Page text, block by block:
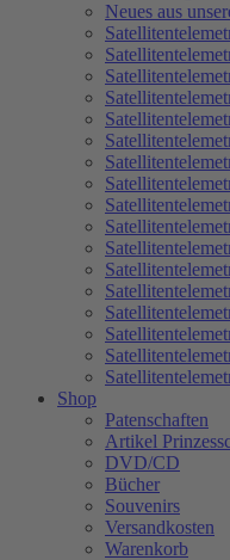
Neues aus
Shop
Patenschaften
Artikel
DVD/CD
Bücher
Souvenirs
Versandkosten
Warenkorb